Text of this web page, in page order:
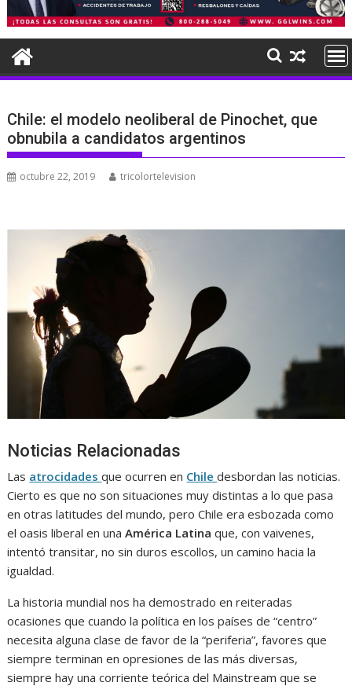
Chile: el modelo neoliberal de Pinochet, que
obnubila a candidatos argentinos
octubre 22, 2019 tricolortelevision
Noticias Relacionadas
Las atrocidadesque ocurren en Chiledesbordan las noticias.
Cierto es que no son situaciones muy distintas a lo que pasa
en otras latitudes del mundo, pero Chile era esbozada como
el oasis liberal en unaAmérica Latina que, con vaivenes,
intentó transitar, no sin duros escollos, un camino hacia la
igualdad.
La historia mundial nos ha demostrado en reiteradas
ocasiones que cuando la política en los países de “centro”
necesita alguna clase de favor de la “periferia”, favores que
siempre terminan en opresiones de las más diversas,
siempre hay una corriente teórica del Mainstream que se